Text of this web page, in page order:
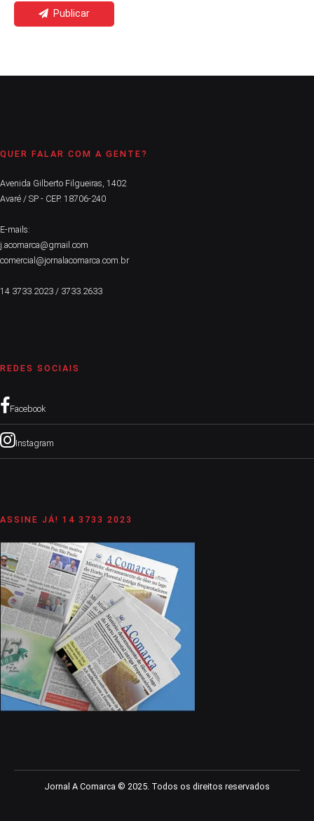
Publicar
QUER FALAR COM A GENTE?
Avenida Gilberto Filgueiras, 1402
Avaré / SP - CEP. 18706-240
E-mails:
j.acomarca@gmail.com
comercial@jornalacomarca.com.br
14 3733.2023 / 3733.2633
REDES SOCIAIS
Facebook
Instagram
ASSINE JÁ! 14 3733 2023
Jornal A Comarca © 2025. Todos os direitos reservados